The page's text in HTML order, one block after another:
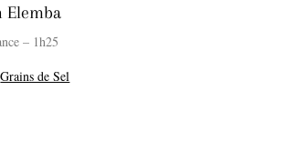
Elemba
– 1h25
Grains de Sel